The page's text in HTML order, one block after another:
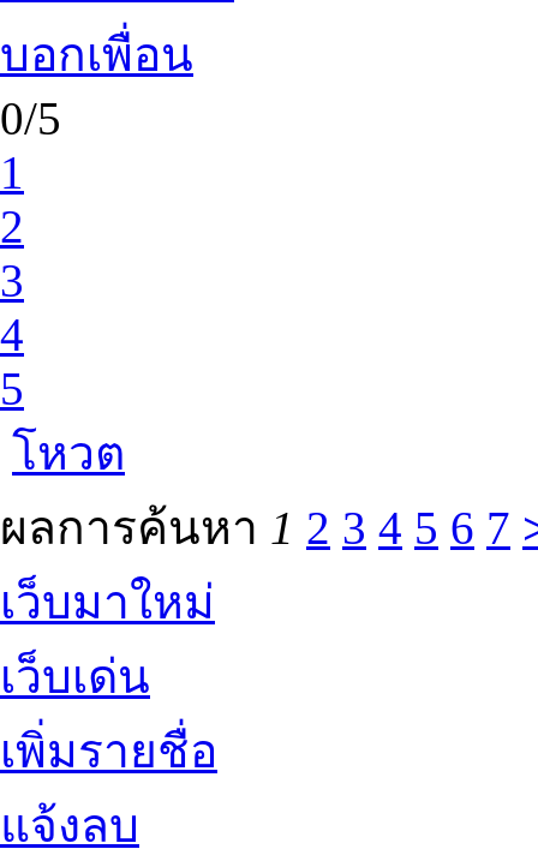
บอกเพื่อน
0/5
1
2
3
4
5
โหวต
ผลการค้นหา 1 2 3 4 5 6 7
เว็บมาใหม่
เว็บเด่น
เพิ่มรายชื่อ
แจ้งลบ